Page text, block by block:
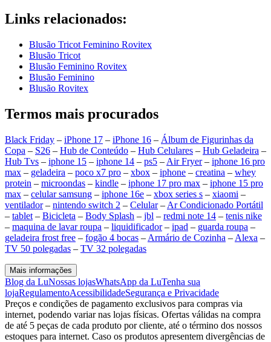
Links relacionados:
Blusão Tricot Feminino Rovitex
Blusão Tricot
Blusão Feminino Rovitex
Blusão Feminino
Blusão Rovitex
Termos mais procurados
Black Friday – iPhone 17 – iPhone 16 – Álbum de Figurinhas da
Copa – S26 – Hub de Conteúdo – Hub Celulares – Hub Geladeira –
Hub Tvs – iphone 15 – iphone 14 – ps5 – Air Fryer– iphone 16 pro
max – geladeira – poco x7 pro – xbox – iphone – creatina – whey
protein – microondas – kindle – iphone 17 pro max – iphone 15 pro
max – celular samsung – iphone 16e – xbox series s – xiaomi –
ventilador– nintendo switch 2 – Celular– Ar Condicionado Portátil
– tablet – Bicicleta – Body Splash – jbl – redmi note 14 – tenis nike
– maquina de lavar roupa – liquidificador– ipad – guarda roupa –
geladeira frost free – fogão 4 bocas – Armário de Cozinha – Alexa –
TV 50 polegadas – TV 32 polegadas
Mais informações
Blog da LuNossas lojasWhatsApp da LuTenha sua
lojaRegulamentoAcessibilidadeSegurança e Privacidade
Preços e condições de pagamento exclusivos para compras via
internet, podendo variar nas lojas físicas. Ofertas válidas na compra
de até 5 peças de cada produto por cliente, até o término dos nossos
estoques para internet. Caso os produtos apresentem divergências de